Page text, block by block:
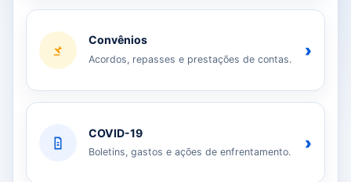
Convênios
Acordos, repasses e prestações de contas. ›
COVID-19
Boletins, gastos e ações de enfrentamento. ›